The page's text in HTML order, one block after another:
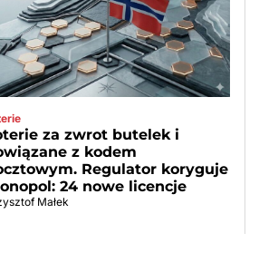
za zwrot butelek i
z kodem
Regulator koryguje
24 nowe licencje
Małek